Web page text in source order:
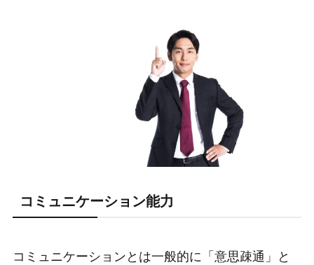
コミュニケーション能力
コミュニケーションとは一般的に「意思疎通」と